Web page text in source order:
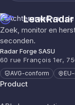
LeakRadar
Zoek, monitor en
seconden.
Radar Forge SASU
60 rue François 1er,
AVG-conform
Product